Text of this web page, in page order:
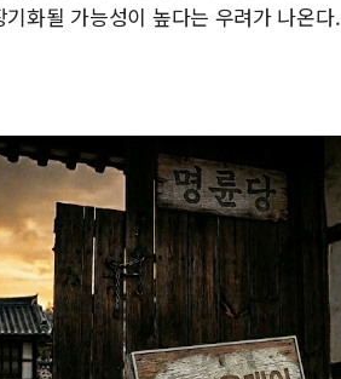
화될 가능성이 높다는 우려가 나온다.